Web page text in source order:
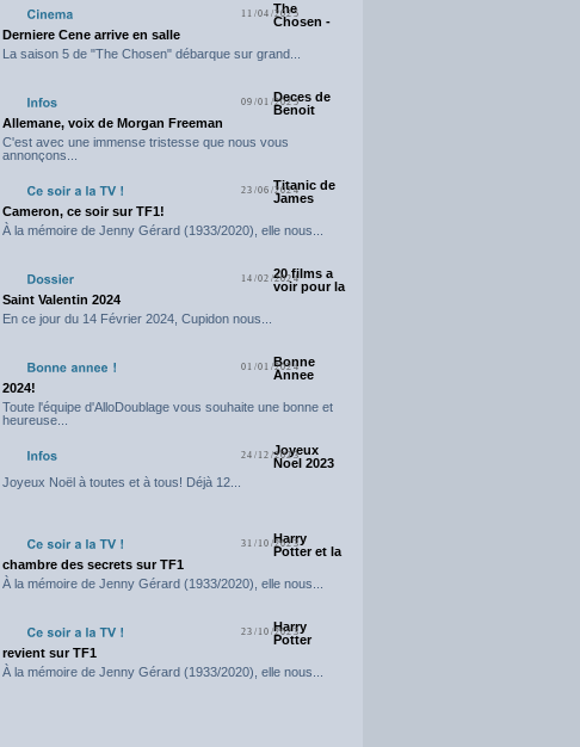
11/04/2025
The
Chosen -
Derniere Cene arrive en salle
La saison 5 de "The Chosen" débarque sur grand...
09/01/2025Deces de
Benoit
Allemane, voix de Morgan Freeman
C'est avec une immense tristesse que nous vous
annonçons...
23/06/2024Titanic de
James
Cameron, ce soir sur TF1!
À la mémoire de Jenny Gérard (1933/2020), elle nous...
14/02/202420 films a
voir pour la
Saint Valentin 2024
En ce jour du 14 Février 2024, Cupidon nous...
01/01/2024
Bonne
Annee
2024!
Toute l'équipe d'AlloDoublage vous souhaite une bonne et
heureuse...
24/12/2023
Joyeux
Noel 2023
Joyeux Noël à toutes et à tous! Déjà 12...
31/10/2023
Harry
Potter et la
chambre des secrets sur TF1
À la mémoire de Jenny Gérard (1933/2020), elle nous...
23/10/2023
Harry
Potter
revient sur TF1
À la mémoire de Jenny Gérard (1933/2020), elle nous...